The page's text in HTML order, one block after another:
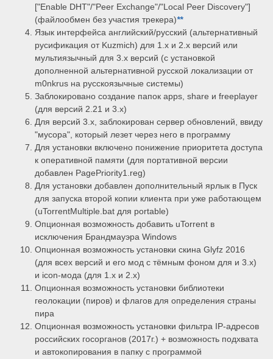
["Enable DHT"/"Peer Exchange"/"Local Peer Discovery"]
(файлообмен без участия трекера)**
Язык интерфейса английский/русский (альтернативный
русификация от Kuzmich) для 1.x и 2.x версий или
мультиязычный для 3.x версий (с установкой
дополненной альтернативной русской локализации от
m0nkrus на русскоязычные системы)
Заблокировано создание папок apps, share и freeplayer
(для версий 2.21 и 3.x)
Для версий 3.x, заблокирован сервер обновлений, ввиду
"мусора", который лезет через него в программу
Для установки включено понижение приоритета доступа
к оперативной памяти (для портативной версии
добавлен PagePriority1.reg)
Для установки добавлен дополнительный ярлык в Пуск
для запуска второй копии клиента при уже работающем
(uTorrentMultiple.bat для portable)
Опционная возможность добавить uTorrent в
исключения Брандмауэра Windows
Опционная возможность установки скина Glyfz 2016
(для всех версий и его мод с тёмным фоном для и 3.x)
и icon-мода (для 1.x и 2.x)
Опционная возможность установки библиотеки
геолокации (пиров) и флагов для определения страны
пира
Опционная возможность установки фильтра IP-адресов
российских госорганов (2017г.) + возможность подхвата
и автокопирования в папку с программой